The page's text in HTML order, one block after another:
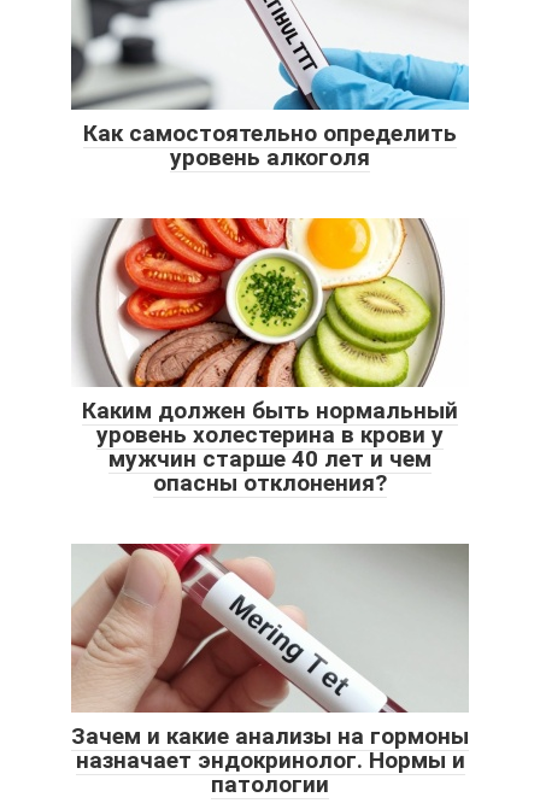
Как самостоятельно определить
уровень алкоголя
Каким должен быть нормальный
уровень холестерина в крови у
мужчин старше 40 лет и чем
опасны отклонения?
Зачем и какие анализы на гормоны
назначает эндокринолог. Нормы и
патологии